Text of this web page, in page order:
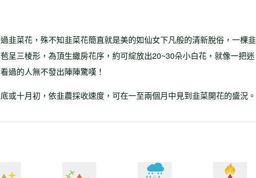
韭菜花，殊不知韭菜花簡直就是美的如仙女下凡般的清新脫俗，一棵韭
呈三棱形，為頂生繖房花序，約可綻放出20~30朵小白花，就像一把迷
過的人無不發出陣陣驚嘆！
或十月初，依韭農採收速度，可在一至兩個月中見到韭菜開花的盛況。